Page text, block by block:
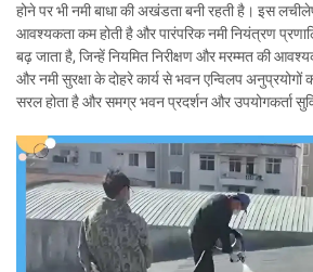
होने पर भी नमी बाधा की अखंडता बनी रहती है। इस
आवश्यकता कम होती है और पारंपरिक नमी नियंत्रण
बढ़ जाता है, जिन्हें नियमित निरीक्षण और मरम्मत की
और नमी सुरक्षा के दोहरे कार्य से भवन एन्विलप अनुप्रयोगों
सरल होता है और समग्र भवन प्रदर्शन और उपयोगकर्ता